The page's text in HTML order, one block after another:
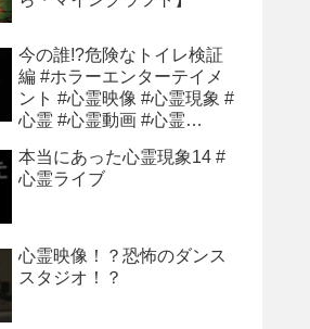
今の誰!?危険なトイレ検証
編 #ホラーエンターテイメ
ント #心霊映像 #心霊現象 #
心霊 #心霊動画 #心霊
本当にあった心霊現象14 #
心霊ライブ
心霊映像！？恐怖のダンス
スタジオ！？